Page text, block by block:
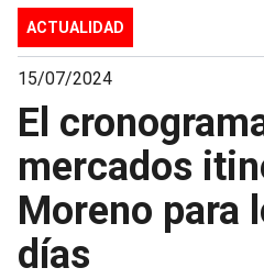
ACTUALIDAD
15/07/2024
El
mercados
Moreno para
días